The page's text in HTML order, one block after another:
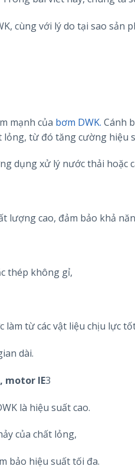
cùng với lý do tại sao sản
mạnh của bơm DWK. Cánh
từ đó tăng cường hiệu
dụng xử lý nước thải hoặc
lượng cao, đảm bảo khả
thép không gỉ,
làm từ các vật liệu chịu lực
dài.
motor IE3
là hiệu suất cao.
của chất lỏng,
bảo hiệu suất tối đa.